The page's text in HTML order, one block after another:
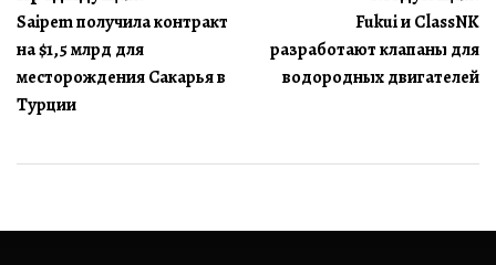
по
записям
Saipem получила контракт
на $1,5 млрд для
месторождения Сакарья в
Турции
Fukui и ClassNK
разработают клапаны для
водородных двигателей